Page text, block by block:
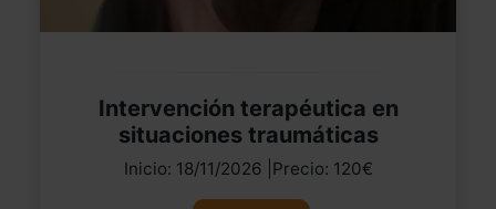
Intervención terapéutica en
situaciones traumáticas
Inicio: 18/11/2026 |Precio: 120€